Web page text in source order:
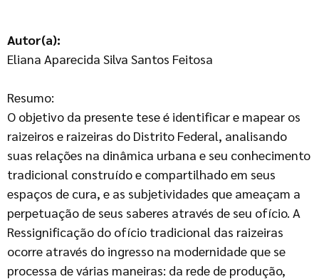
Autor(a):
Eliana Aparecida Silva Santos Feitosa
Resumo:
O objetivo da presente tese é identificar e mapear os
raizeiros e raizeiras do Distrito Federal, analisando
suas relações na dinâmica urbana e seu conhecimento
tradicional construído e compartilhado em seus
espaços de cura, e as subjetividades que ameaçam a
perpetuação de seus saberes através de seu ofício. A
Ressignificação do ofício tradicional das raizeiras
ocorre através do ingresso na modernidade que se
processa de várias maneiras: da rede de produção,